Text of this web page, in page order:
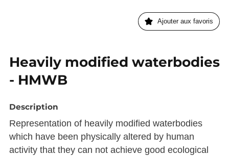
Ajouter aux favoris
Heavily modified waterbodies
- HMWB
Description
Representation of heavily modified waterbodies
which have been physically altered by human
activity that they can not achieve good ecological